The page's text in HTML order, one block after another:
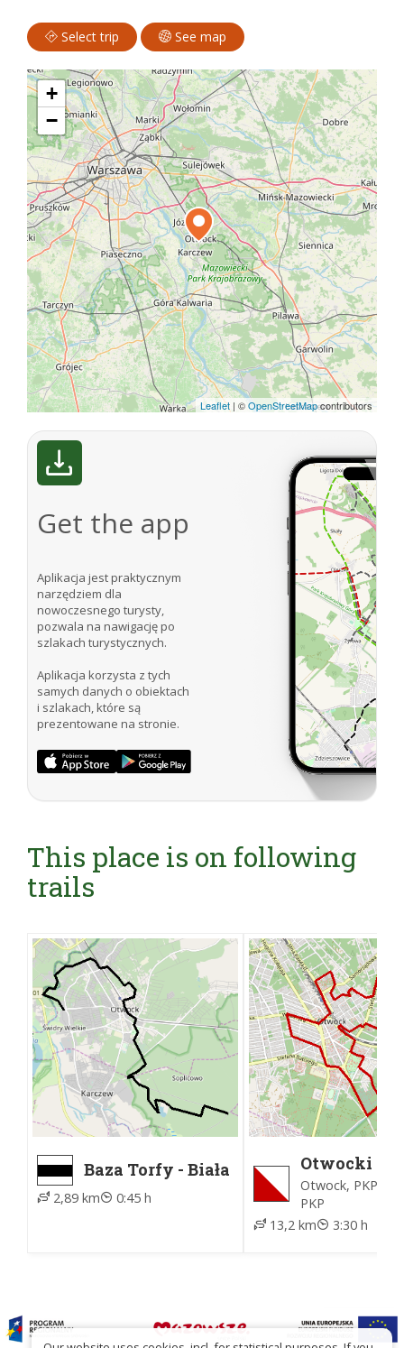
Select trip See map
+
−
Leaflet | ©OpenStreetMapcontributors
Get the app
Aplikacja jest praktycznym
narzędziem dla
nowoczesnego turysty,
pozwala na nawigację po
szlakach turystycznych.
Aplikacja korzysta z tych
samych danych o obiektach
i szlakach, które są
prezentowane na stronie.
This place is on following
trails
Baza Torfy - Biała
Góra
2,89 km 0:45 h
Otwocki
Historyczny
Otwock, PKP -
PKP
13,2 km
3:30 h